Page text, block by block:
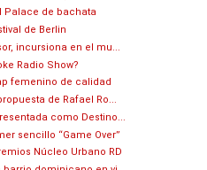
Palace de bachata
de Berlin
incursiona en el mu...
Radio Show?
femenino de calidad
de Rafael Ro...
como Destino...
sencillo “Game Over”
Núcleo Urbano RD